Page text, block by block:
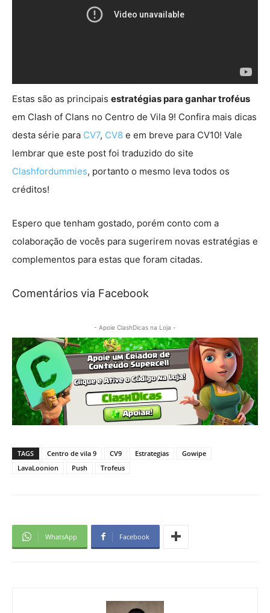
Estas são as principais estratégias para ganhar troféus
em Clash of Clans no Centro de Vila 9! Confira mais dicas
desta série para CV7, CV8 e em breve para CV10! Vale
lembrar que este post foi traduzido do site
Clashfordummies, portanto o mesmo leva todos os
créditos!
Espero que tenham gostado, porém conto com a
colaboração de vocês para sugerirem novas estratégias e
complementos para estas que foram citadas.
Comentários via Facebook
- Apoie ClashDicas na Loja -
TAGS Centro de vila 9 CV9 Estrategias
Gowipe
LavaLoonion
Push Trofeus
WhatsApp Facebook